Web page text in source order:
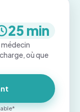
25 min
où que